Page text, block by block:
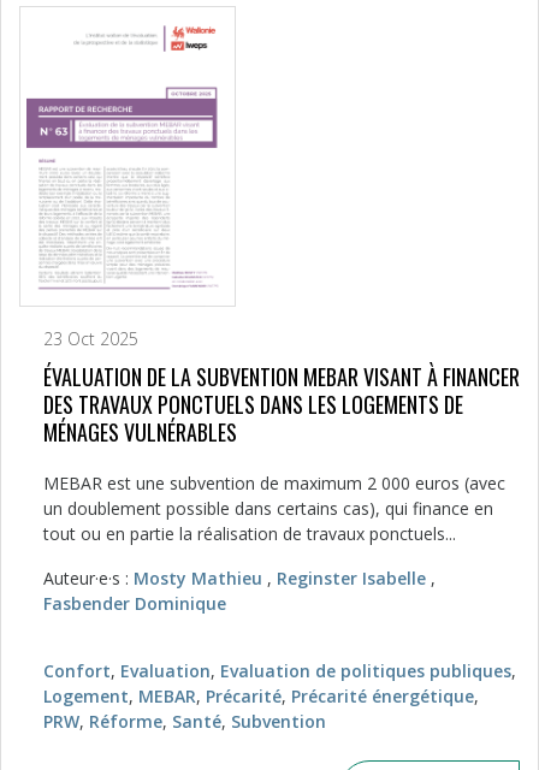
23 Oct 2025
ÉVALUATION DE LA SUBVENTION MEBAR VISANT À FINANCER
DES TRAVAUX PONCTUELS DANS LES LOGEMENTS DE
MÉNAGES VULNÉRABLES
MEBAR est une subvention de maximum 2 000 euros (avec
un doublement possible dans certains cas), qui finance en
tout ou en partie la réalisation de travaux ponctuels...
Auteur·e·s : Mosty Mathieu , Reginster Isabelle ,
Fasbender Dominique
Confort, Evaluation, Evaluation de politiques publiques,
Logement, MEBAR, Précarité, Précarité énergétique,
PRW, Réforme, Santé, Subvention